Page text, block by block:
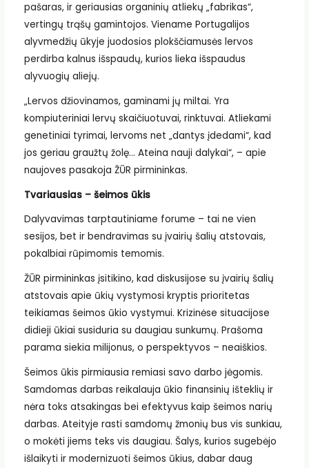
pašaras, ir geriausias organinių atliekų „fabrikas“,
vertingų trąšų gamintojos. Viename Portugalijos
alyvmedžių ūkyje juodosios plokščiamusės lervos
perdirba kalnus išspaudų, kurios lieka išspaudus
alyvuogių aliejų.
„Lervos džiovinamos, gaminami jų miltai. Yra
kompiuteriniai lervų skaičiuotuvai, rinktuvai. Atliekami
genetiniai tyrimai, lervoms net „dantys įdedami“, kad
jos geriau graužtų žolę… Ateina nauji dalykai“, – apie
naujoves pasakoja ŽŪR pirmininkas.
Tvariausias – šeimos ūkis
Dalyvavimas tarptautiniame forume – tai ne vien
sesijos, bet ir bendravimas su įvairių šalių atstovais,
pokalbiai rūpimomis temomis.
ŽŪR pirmininkas įsitikino, kad diskusijose su įvairių šalių
atstovais apie ūkių vystymosi kryptis prioritetas
teikiamas šeimos ūkio vystymui. Krizinėse situacijose
didieji ūkiai susiduria su daugiau sunkumų. Prašoma
parama siekia milijonus, o perspektyvos – neaiškios.
Šeimos ūkis pirmiausia remiasi savo darbo jėgomis.
Samdomas darbas reikalauja ūkio finansinių išteklių ir
nėra toks atsakingas bei efektyvus kaip šeimos narių
darbas. Ateityje rasti samdomų žmonių bus vis sunkiau,
o mokėti jiems teks vis daugiau. Šalys, kurios sugebėjo
išlaikyti ir modernizuoti šeimos ūkius, dabar daug